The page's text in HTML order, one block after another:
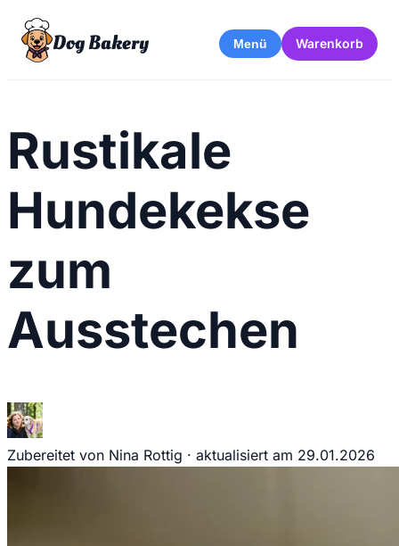
Dog Bakery Menü Warenkorb
Rustikale
Hundekekse
zum
Ausstechen
Zubereitet von Nina Rottig · aktualisiert am 29.01.2026